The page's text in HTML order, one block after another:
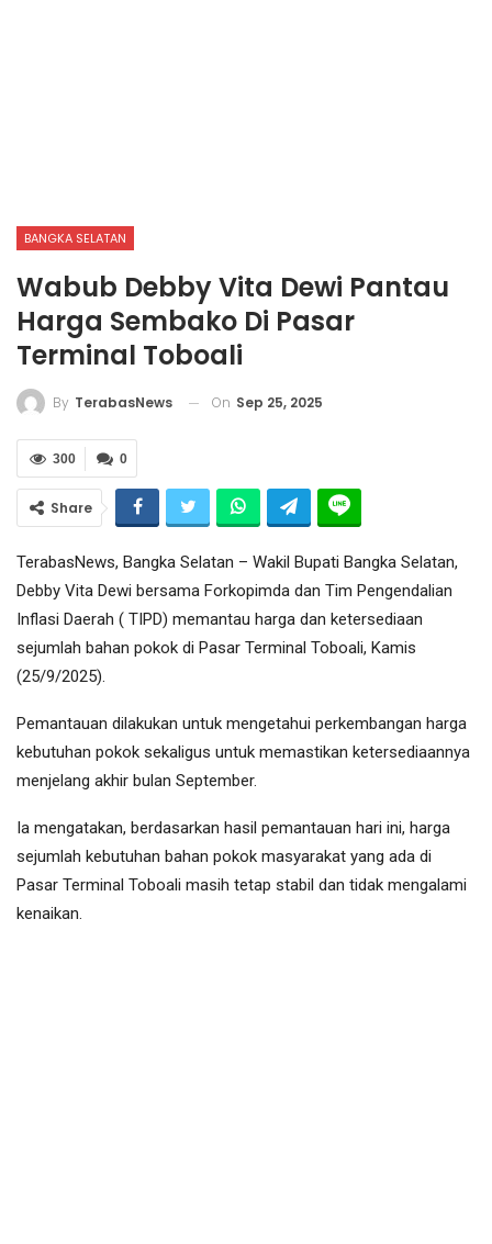
BANGKA SELATAN
Wabub Debby Vita Dewi Pantau
Harga Sembako Di Pasar
Terminal Toboali
By TerabasNews On Sep 25, 2025
0
300
Share
TerabasNews, Bangka Selatan – Wakil Bupati Bangka Selatan,
Debby Vita Dewi bersama Forkopimda dan Tim Pengendalian
Inflasi Daerah ( TIPD) memantau harga dan ketersediaan
sejumlah bahan pokok di Pasar Terminal Toboali, Kamis
(25/9/2025).
Pemantauan dilakukan untuk mengetahui perkembangan harga
kebutuhan pokok sekaligus untuk memastikan ketersediaannya
menjelang akhir bulan September.
Ia mengatakan, berdasarkan hasil pemantauan hari ini, harga
sejumlah kebutuhan bahan pokok masyarakat yang ada di
Pasar Terminal Toboali masih tetap stabil dan tidak mengalami
kenaikan.